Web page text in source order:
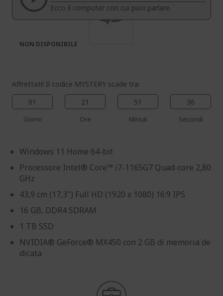
Ecco il computer con cui puoi parlare.
Affrettati! Il codice MYSTERY scade tra:
01
Giorni
21
Ore
51
Minuti
36
Secondi
Windows 11 Home 64-bit
Processore Intel® Core™ i7-1165G7 Quad-core 2,80
GHz
43,9 cm (17,3") Full HD (1920 x 1080) 16:9 IPS
16 GB, DDR4 SDRAM
1 TB SSD
NVIDIA® GeForce® MX450 con 2 GB di memoria de
dicata
NON DISPONIBILE